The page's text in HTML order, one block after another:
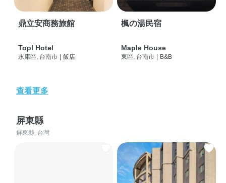
鼎立安商務旅館
Topl Hotel
永康區, 台南市 | 飯店
楓の湯民宿
Maple House
東區, 台南市 | B&B
查看更多
屏東縣
屏東縣, 台灣